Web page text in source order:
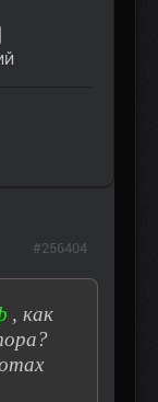
, как
#256404